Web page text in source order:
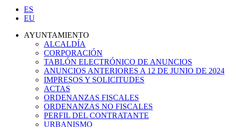
ES
EU
AYUNTAMIENTO
ALCALDÍA
CORPORACIÓN
TABLÓN ELECTRÓNICO DE ANUNCIOS
ANUNCIOS ANTERIORES A 12 DE JUNIO DE 2024
IMPRESOS Y SOLICITUDES
ACTAS
ORDENANZAS FISCALES
ORDENANZAS NO FISCALES
PERFIL DEL CONTRATANTE
URBANISMO